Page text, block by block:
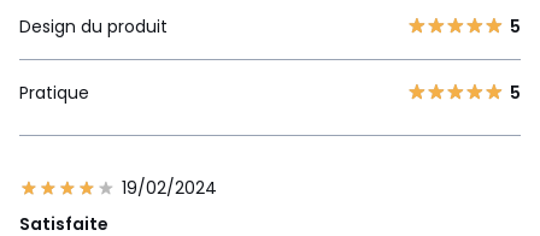
Design du produit 5
Pratique 5
19/02/2024
Satisfaite